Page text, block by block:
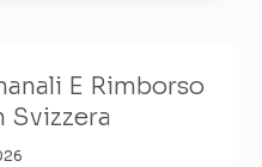
E Rimborso
Svizzera